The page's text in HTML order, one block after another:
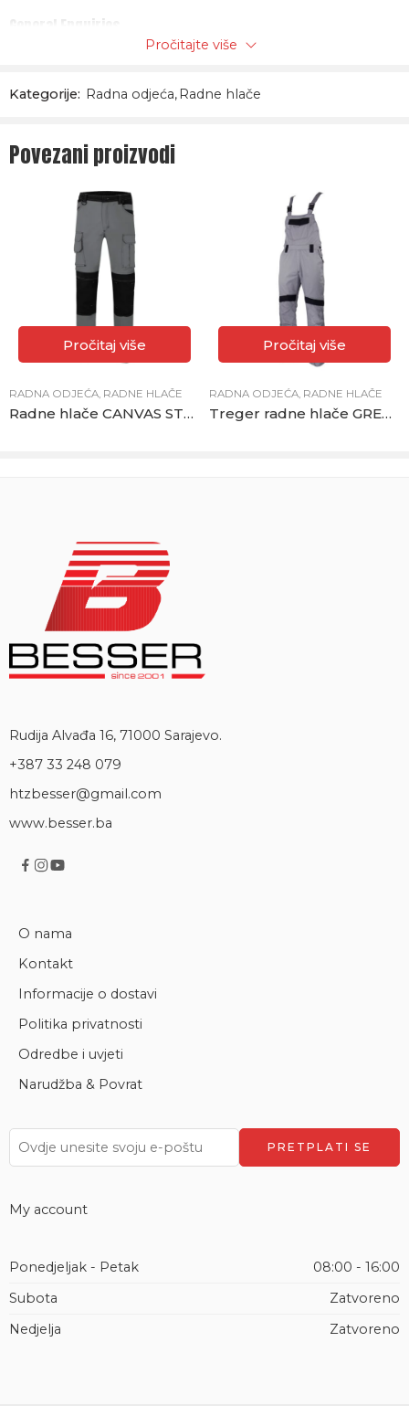
General Enquiries
There are no enquiries yet.Pročitajte više
Kategorije: Radna odjeća, Radne hlače
Povezani proizvodi
Pročitaj više
RADNA ODJEĆA, RADNE HLAČE
Radne hlače CANVAS STRETCH sive
Pročitaj više
RADNA ODJEĆA, RADNE HLAČE
Treger radne hlače GREENLAND sivo-crne
Rudija Alvađa 16, 71000 Sarajevo.
+387 33 248 079
htzbesser@gmail.com
www.besser.ba
O nama
Kontakt
Informacije o dostavi
Politika privatnosti
Odredbe i uvjeti
Narudžba & Povrat
My account
Ponedjeljak - Petak
08:00 - 16:00
Subota
Zatvoreno
Nedjelja
Zatvoreno